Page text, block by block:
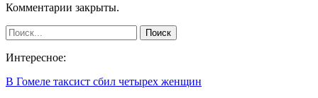
Комментарии закрыты.
Интересное:
В Гомеле таксист сбил четырех женщин